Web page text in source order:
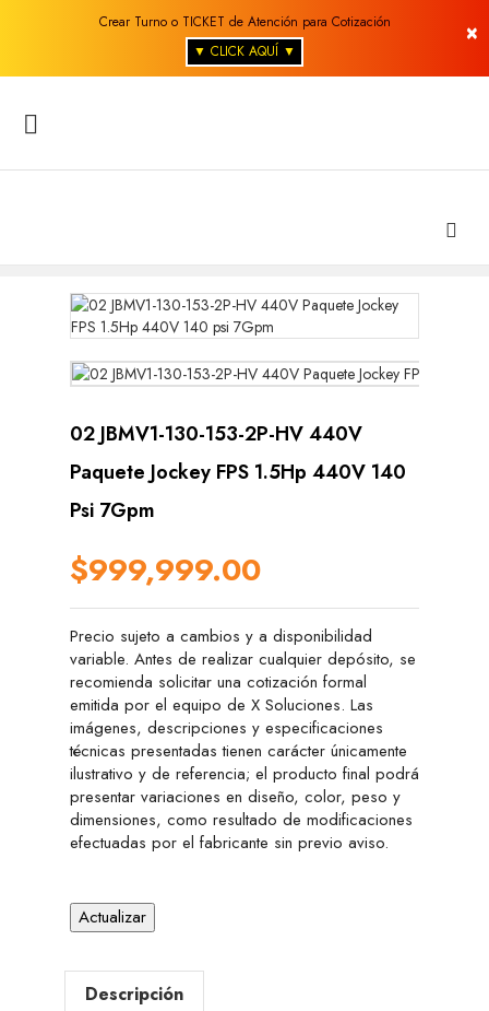
×
Crear Turno o TICKET de Atención para Cotización
▼ CLICK AQUÍ ▼

02 JBMV1-130-153-2P-HV 440V
Paquete Jockey FPS 1.5Hp 440V 140
Psi 7Gpm
$999,999.00
Precio sujeto a cambios y a disponibilidad
variable. Antes de realizar cualquier depósito, se
recomienda solicitar una cotización formal
emitida por el equipo de X Soluciones. Las
imágenes, descripciones y especificaciones
técnicas presentadas tienen carácter únicamente
ilustrativo y de referencia; el producto final podrá
presentar variaciones en diseño, color, peso y
dimensiones, como resultado de modificaciones
efectuadas por el fabricante sin previo aviso.
Descripción